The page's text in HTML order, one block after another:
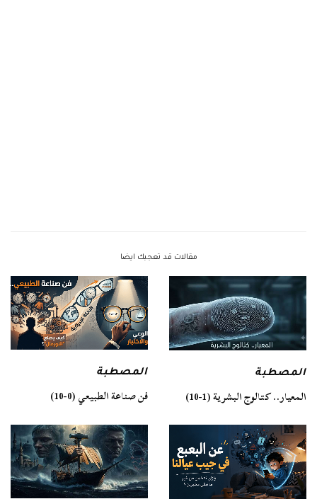
مقالات قد تعجبك ايضا
المصطبة
المعيار.. كتالوج البشرية (1-10)
المصطبة
فن صناعة الطبيعي (0-10)